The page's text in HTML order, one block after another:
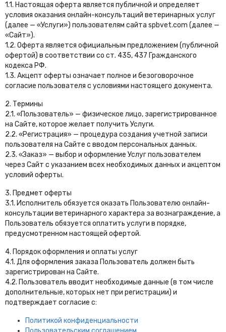
1.1. Настоящая оферта является публичной и определяет
условия оказания онлайн-консультаций ветеринарных услуг
(далее — «Услуги») пользователям сайта spbvet.com (далее —
«Сайт»).
1.2. Оферта является официальным предложением (публичной
офертой) в соответствии со ст. 435, 437 Гражданского
кодекса РФ.
1.3. Акцепт оферты означает полное и безоговорочное
согласие пользователя с условиями настоящего документа.
2. Термины
2.1. «Пользователь» — физическое лицо, зарегистрированное
на Сайте, которое желает получить Услуги.
2.2. «Регистрация» — процедура создания учетной записи
пользователя на Сайте с вводом персональных данных.
2.3. «Заказ» — выбор и оформление Услуг пользователем
через Сайт с указанием всех необходимых данных и акцептом
условий оферты.
3. Предмет оферты
3.1. Исполнитель обязуется оказать Пользователю онлайн-
консультации ветеринарного характера за вознаграждение, а
Пользователь обязуется оплатить услуги в порядке,
предусмотренном настоящей офертой.
4. Порядок оформления и оплаты услуг
4.1. Для оформления заказа Пользователь должен быть
зарегистрирован на Сайте.
4.2. Пользователь вводит необходимые данные (в том числе
дополнительные, которых нет при регистрации) и
подтверждает согласие с:
Политикой конфиденциальности